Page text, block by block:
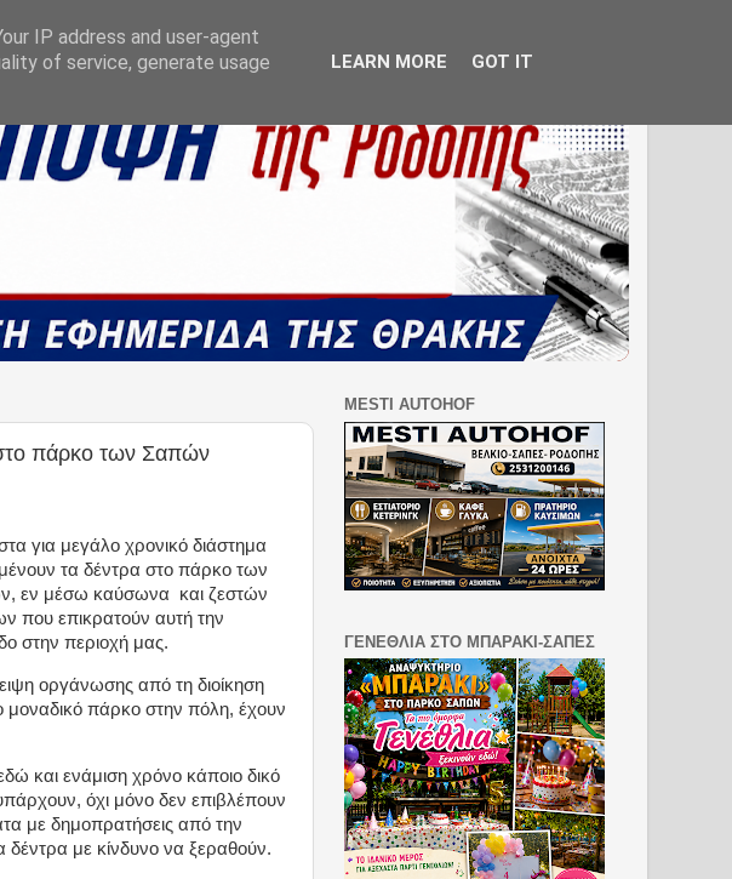
πάρκο των Σαπών
για μεγάλο χρονικό διάστημα
τα δέντρα στο πάρκο των
εν μέσω καύσωνα και ζεστών
που επικρατούν αυτή την
στην περιοχή μας.
οργάνωσης από τη διοίκηση
μοναδικό πάρκο στην πόλη, έχουν
και ενάμιση χρόνο κάποιο δικό
όχι μόνο δεν επιβλέπουν
με δημοπρατήσεις από την
με κίνδυνο να ξεραθούν.
MESTI AUTOHOF
ΓΕΝΕΘΛΙΑ ΣΤΟ ΜΠΑΡΑΚΙ-ΣΑΠΕΣ
IP address and user-agent
of service, generate usage
LEARN MORE GOT IT